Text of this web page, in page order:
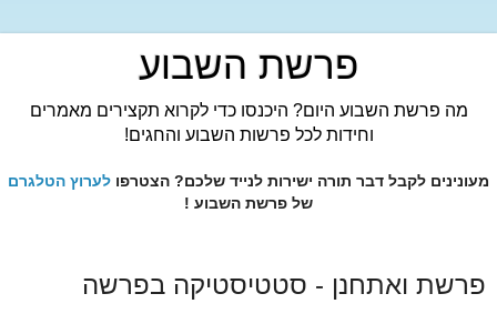
פרשת השבוע
מה פרשת השבוע היום? היכנסו כדי לקרוא תקצירים מאמרים
וחידות לכל פרשות השבוע והחגים!
מעונינים לקבל דבר תורה ישירות לנייד שלכם? הצטרפו לערוץ הטלגרם
של פרשת השבוע !
פרשת ואתחנן - סטטיסטיקה בפרשה